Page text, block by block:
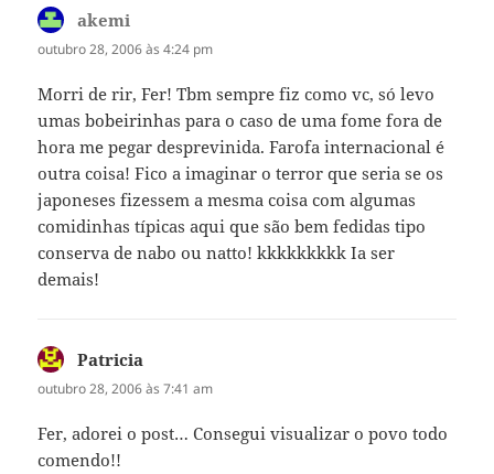
akemi
outubro 28, 2006 às 4:24 pm
Morri de rir, Fer! Tbm sempre fiz como vc, só levo
umas bobeirinhas para o caso de uma fome fora de
hora me pegar desprevinida. Farofa internacional é
outra coisa! Fico a imaginar o terror que seria se os
japoneses fizessem a mesma coisa com algumas
comidinhas típicas aqui que são bem fedidas tipo
conserva de nabo ou natto! kkkkkkkkk Ia ser
demais!
Patricia
outubro 28, 2006 às 7:41 am
Fer, adorei o post… Consegui visualizar o povo todo
comendo!!